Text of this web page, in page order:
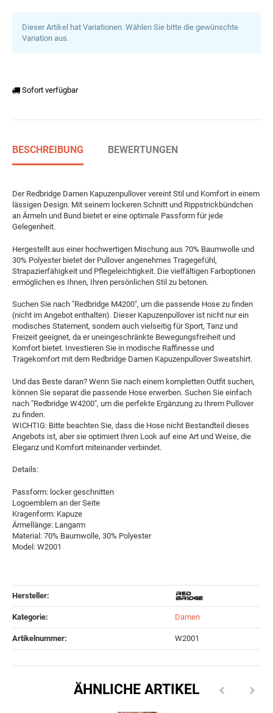
Dieser Artikel hat Variationen. Wählen Sie bitte die gewünschte
Variation aus.
Sofort verfügbar
BESCHREIBUNG BEWERTUNGEN
Der Redbridge Damen Kapuzenpullover vereint Stil und Komfort in einem
lässigen Design. Mit seinem lockeren Schnitt und Rippstrickbündchen
an Ärmeln und Bund bietet er eine optimale Passform für jede
Gelegenheit.
Hergestellt aus einer hochwertigen Mischung aus 70% Baumwolle und
30% Polyester bietet der Pullover angenehmes Tragegefühl,
Strapazierfähigkeit und Pflegeleichtigkeit. Die vielfältigen Farboptionen
ermöglichen es Ihnen, Ihren persönlichen Stil zu betonen.
Suchen Sie nach "Redbridge M4200", um die passende Hose zu finden
(nicht im Angebot enthalten). Dieser Kapuzenpullover ist nicht nur ein
modisches Statement, sondern auch vielseitig für Sport, Tanz und
Freizeit geeignet, da er uneingeschränkte Bewegungsfreiheit und
Komfort bietet. Investieren Sie in modische Raffinesse und
Tragekomfort mit dem Redbridge Damen Kapuzenpullover Sweatshirt.
Und das Beste daran? Wenn Sie nach einem kompletten Outfit suchen,
können Sie separat die passende Hose erwerben. Suchen Sie einfach
nach "Redbridge W4200", um die perfekte Ergänzung zu Ihrem Pullover
zu finden.
WICHTIG: Bitte beachten Sie, dass die Hose nicht Bestandteil dieses
Angebots ist, aber sie optimiert Ihren Look auf eine Art und Weise, die
Eleganz und Komfort miteinander verbindet.
Details:
Passform: locker geschnitten
Logoemblem an der Seite
Kragenform: Kapuze
Ärmellänge: Langarm
Material: 70% Baumwolle, 30% Polyester
Model: W2001
Hersteller:
Kategorie: Damen
Artikelnummer: W2001
ÄHNLICHE ARTIKEL